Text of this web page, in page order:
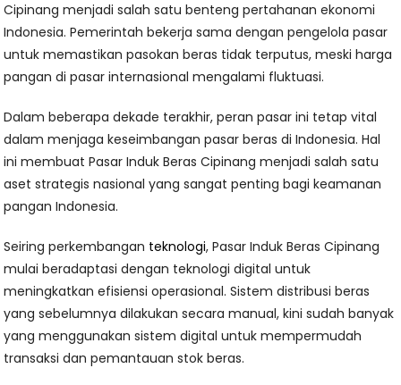
Cipinang menjadi salah satu benteng pertahanan ekonomi
Indonesia. Pemerintah bekerja sama dengan pengelola pasar
untuk memastikan pasokan beras tidak terputus, meski harga
pangan di pasar internasional mengalami fluktuasi.
Dalam beberapa dekade terakhir, peran pasar ini tetap vital
dalam menjaga keseimbangan pasar beras di Indonesia. Hal
ini membuat Pasar Induk Beras Cipinang menjadi salah satu
aset strategis nasional yang sangat penting bagi keamanan
pangan Indonesia.
Seiring perkembangan teknologi, Pasar Induk Beras Cipinang
mulai beradaptasi dengan teknologi digital untuk
meningkatkan efisiensi operasional. Sistem distribusi beras
yang sebelumnya dilakukan secara manual, kini sudah banyak
yang menggunakan sistem digital untuk mempermudah
transaksi dan pemantauan stok beras.